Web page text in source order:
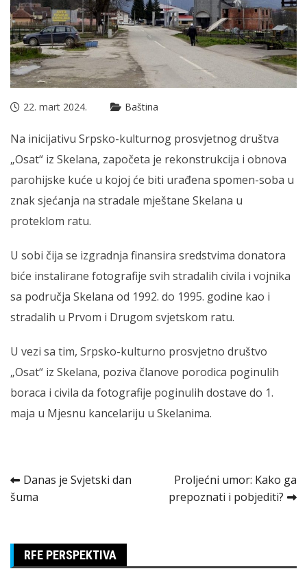
22. mart 2024. Baština
Na inicijativu Srpsko-kulturnog prosvjetnog društva
„Osat“ iz Skelana, započeta je rekonstrukcija i obnova
parohijske kuće u kojoj će biti urađena spomen-soba u
znak sjećanja na stradale mještane Skelana u
proteklom ratu.
U sobi čija se izgradnja finansira sredstvima donatora
biće instalirane fotografije svih stradalih civila i vojnika
sa područja Skelana od 1992. do 1995. godine kao i
stradalih u Prvom i Drugom svjetskom ratu.
U vezi sa tim, Srpsko-kulturno prosvjetno društvo
„Osat“ iz Skelana, poziva članove porodica poginulih
boraca i civila da fotografije poginulih dostave do 1.
maja u Mjesnu kancelariju u Skelanima.
Kretanje
članka
Danas je Svjetski dan
šuma
Proljećni umor: Kako ga
prepoznati i pobjediti?
RFE PERSPEKTIVA